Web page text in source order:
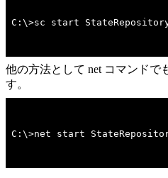
C:\>sc start
他の方法として net コマンドで
す。
C:\>net start